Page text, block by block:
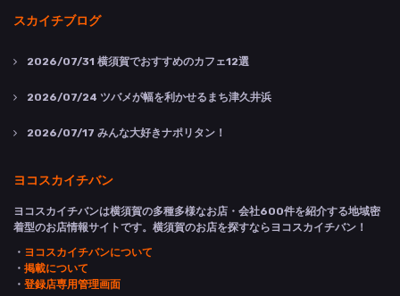
スカイチブログ
2026/07/31 横須賀でおすすめのカフェ12選
2026/07/24 ツバメが幅を利かせるまち津久井浜
2026/07/17 みんな大好きナポリタン！
ヨコスカイチバン
ヨコスカイチバンは横須賀の多種多様なお店・会社600件を紹介する地域密
着型のお店情報サイトです。横須賀のお店を探すならヨコスカイチバン！
・ ヨコスカイチバンについて
・ 掲載について
・ 登録店専用管理画面